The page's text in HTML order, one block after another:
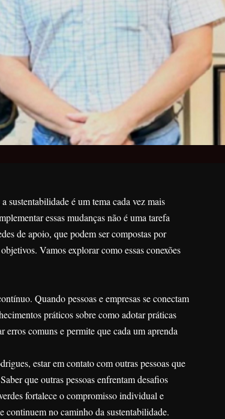
sustentabilidade é um tema cada vez mais
essas mudanças não é uma tarefa
de apoio, que podem ser compostas por
Vamos explorar como essas conexões
Quando pessoas e empresas se conectam
práticos sobre como adotar práticas
erros comuns e permite que cada um aprenda
estar em contato com outras pessoas que
que outras pessoas enfrentam desafios
fortalece o compromisso individual e
continuem no caminho da sustentabilidade.